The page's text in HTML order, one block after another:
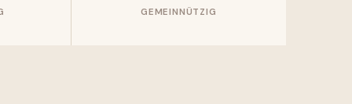
GEMEINNÜTZIG